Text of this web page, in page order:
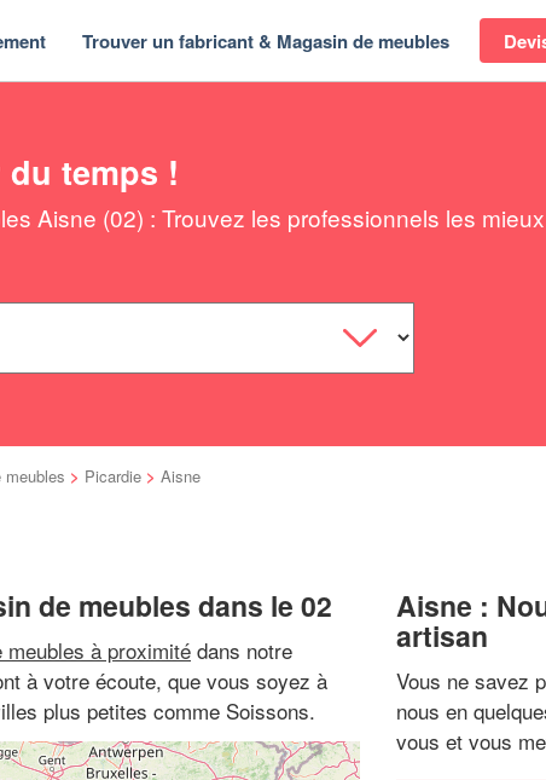
Trouver un fabricant & Magasin de meubles
temps !
Aisne (02) : Trouvez les professionnels les
meubles > Picardie > Aisne
de meubles dans le 02
à proximitédans notre
à votre écoute, que vous soyez à
plus petites comme Soissons.
Aisne :
artisan
Vous ne savez
nous en
vous et vous